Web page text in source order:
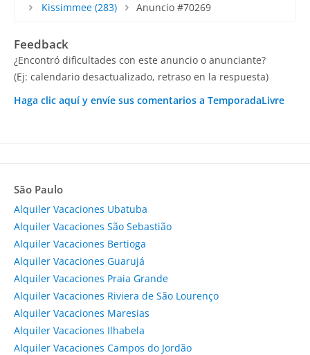
Kissimmee(283) Anuncio #70269
Feedback
¿Encontró dificultades con este anuncio o anunciante?
(Ej: calendario desactualizado, retraso en la respuesta)
Haga clic aquí y envíe sus comentarios a TemporadaLivre
São Paulo
Alquiler Vacaciones Ubatuba
Alquiler Vacaciones São Sebastião
Alquiler Vacaciones Bertioga
Alquiler Vacaciones Guarujá
Alquiler Vacaciones Praia Grande
Alquiler Vacaciones Riviera de São Lourenço
Alquiler Vacaciones Maresias
Alquiler Vacaciones Ilhabela
Alquiler Vacaciones Campos do Jordão